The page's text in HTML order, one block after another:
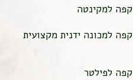
קפה למקינטה
קפה למכונה ידנית מקצועית
קפה לפילטר